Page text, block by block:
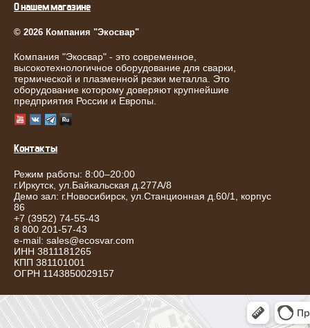
О нашем магазине
© 2026 Компания "Экосвар"
Компания "Экосвар" - это современное,
высокотехнологичное оборудование для сварки,
термической и плазменной резки металла. Это
оборудование которому доверяют крупнейшие
предприятия России и Европы.
Контакты
Режим работы: 8:00–20:00
г.Иркутск ул.Байкальская д.277А/8
Демо зал: г.Новосибирск, ул.Станционная д.60/1, корпус
86
+7 (3952) 74-55-43
8 800 201-57-43
e-mail: sales@ecosvar.com
ИНН 3811181265
КПП 381101001
ОГРН 1143850029157